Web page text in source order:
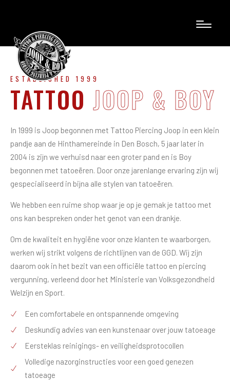
ESTABLISHED 1999
TATTOO JOOP & BOY
In 1999 is Joop begonnen met Tattoo Piercing Joop in een klein
pandje aan de Hinthamereinde in Den Bosch, 5 jaar later in
2004 is zijn we verhuisd naar een groter pand en is Boy
begonnen met tatoeëren. Door onze jarenlange ervaring zijn wij
gespecialiseerd in bijna alle stylen van tatoeëren.
We hebben een ruime shop waar je op je gemak je tattoo met
ons kan bespreken onder het genot van een drankje.
Om de kwaliteit en hygiëne voor onze klanten te waarborgen,
werken wij strikt volgens de richtlijnen van de GGD. Wij zijn
daarom ook in het bezit van een officiële tattoo en piercing
vergunning, verleend door het Ministerie van Volksgezondheid
Welzijn en Sport.
Een comfortabele en ontspannende omgeving
Deskundig advies van een kunstenaar over jouw tatoeage
Eersteklas reinigings- en veiligheidsprotocollen
Volledige nazorginstructies voor een goed genezen
tatoeage